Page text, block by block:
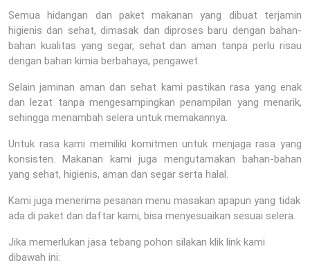
Semua hidangan dan paket makanan yang dibuat terjamin
higienis dan sehat, dimasak dan diproses baru dengan bahan-
bahan kualitas yang segar, sehat dan aman tanpa perlu risau
dengan bahan kimia berbahaya, pengawet.
Selain jaminan aman dan sehat kami pastikan rasa yang enak
dan lezat tanpa mengesampingkan penampilan yang menarik,
sehingga menambah selera untuk memakannya.
Untuk rasa kami memiliki komitmen untuk menjaga rasa yang
konsisten. Makanan kami juga mengutamakan bahan-bahan
yang sehat, higienis, aman dan segar serta halal.
Kami juga menerima pesanan menu masakan apapun yang tidak
ada di paket dan daftar kami, bisa menyesuaikan sesuai selera.
Jika memerlukan jasa tebang pohon silakan klik link kami
dibawah ini: